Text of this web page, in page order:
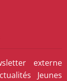
externe
Jeunes